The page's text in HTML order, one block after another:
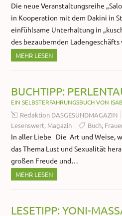
Die neue Veranstaltungsreihe
in Kooperation mit dem Dakini in
einfühlsame Unterhaltung in
des bezaubernden
MEHR LESEN
BUCHTIPP:
EIN SELBSTERFAHRUNGSBUCH VON
Redaktion DASGESUNDMAGAZIN
Lesenswert, Magazin Buch,
In aller Liebe Die Art und Weise,
das Thema Lust und Sexualität
großen Freude und…
MEHR LESEN
LESETIPP: YONI-